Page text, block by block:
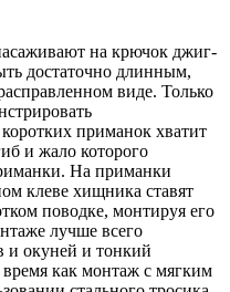
на крючок джиг-
достаточно длинным,
виде. Только
приманок хватит
и жало которого
На приманки
клеве хищника ставят
поводке, монтируя его
лучше всего
и окуней и тонкий
как монтаж с мягким